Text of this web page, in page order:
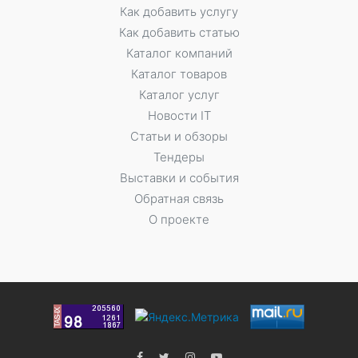
Как добавить услугу
Как добавить статью
Каталог компаний
Каталог товаров
Каталог услуг
Новости IT
Статьи и обзоры
Тендеры
Выставки и события
Обратная связь
О проекте